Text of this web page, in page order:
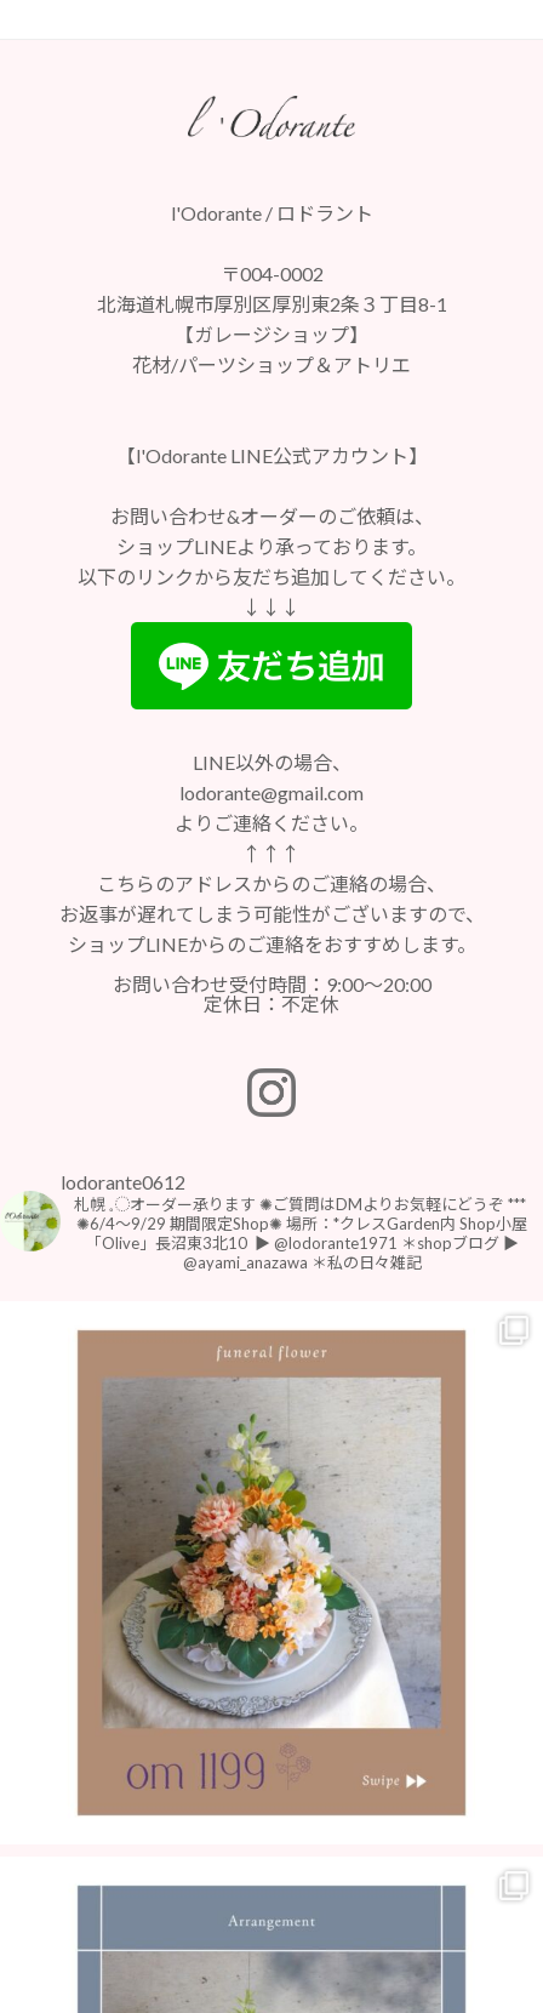
l'Odorante / ロドラント
〒004-0002
北海道札幌市厚別区厚別東2条３丁目8-1
【ガレージショップ】
花材/パーツショップ＆アトリエ
【l'Odorante LINE公式アカウント】
お問い合わせ&オーダーのご依頼は、
ショップLINEより承っております。
以下のリンクから友だち追加してください。
↓↓↓
LINE以外の場合、
lodorante@gmail.com
よりご連絡ください。
↑↑↑
こちらのアドレスからのご連絡の場合、
お返事が遅れてしまう可能性がございますので、
ショップLINEからのご連絡をおすすめします。
お問い合わせ受付時間：9:00～20:00
定休日：不定休
lodorante0612
札幌 𓈒◌オーダー承ります ✺ご質問はDMよりお気軽にどうぞ ***
⁡✺6/4〜9/29 期間限定Shop✺ 場所：*クレスGarden内 Shop小屋
「Olive」長沼東3北10⁡ ▶︎ @lodorante1971 ＊shopブログ ▶︎
@ayami_anazawa ＊私の日々雑記